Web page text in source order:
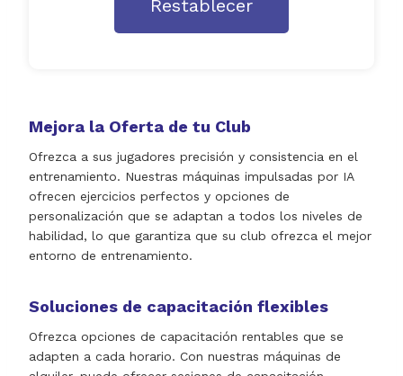
Restablecer
Mejora la Oferta de tu Club
Ofrezca a sus jugadores precisión y consistencia en el
entrenamiento. Nuestras máquinas impulsadas por IA
ofrecen ejercicios perfectos y opciones de
personalización que se adaptan a todos los niveles de
habilidad, lo que garantiza que su club ofrezca el mejor
entorno de entrenamiento.
Soluciones de capacitación flexibles
Ofrezca opciones de capacitación rentables que se
adapten a cada horario. Con nuestras máquinas de